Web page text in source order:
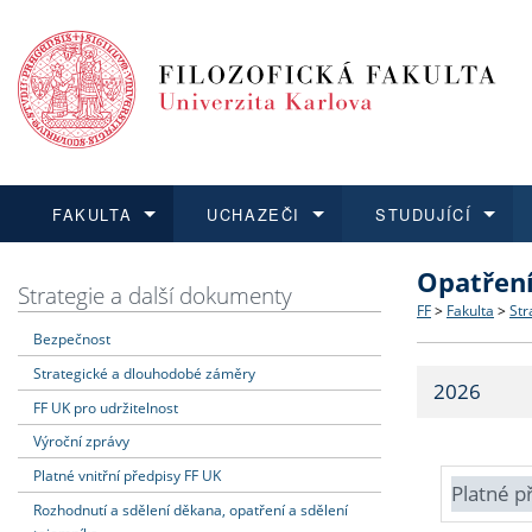
FAKULTA
Dozvědět se více
Struktura
Strategie
Fakultní
UCHAZEČI
Podat přihlášku
Co
Učitelské
STUDUJÍCÍ
Dozvědět se více
Dozvědět se více
O vědě a
Dozvědět se více
Aktuální
Strategie a další dokumenty
Bezpečnost
Strategické a dlouhodobé záměry
FF UK pro udržitelnost
Výroční zprávy
Platné vnitřní předpisy FF UK
Rozhodnutí a sdělení děkana, opatření a sdělení
FF > Fakulta >
2026
Platné